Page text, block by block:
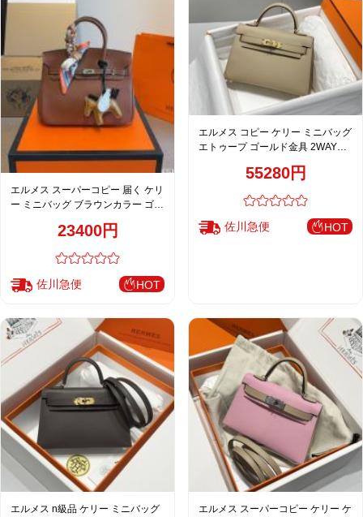
エルメス スーパーコピー 届く ケリ
ー ミニバッグ ブラウンカラー ゴー
23400円
佐川急便 HOT
エルメス コピー ケリー ミニバッグ
エトゥープ ゴールド金具 2WAY仕
55280円
佐川急便 HOT
エルメス n級品 ケリー ミニバッグ
エルメス スーパーコピー ケリー ケ